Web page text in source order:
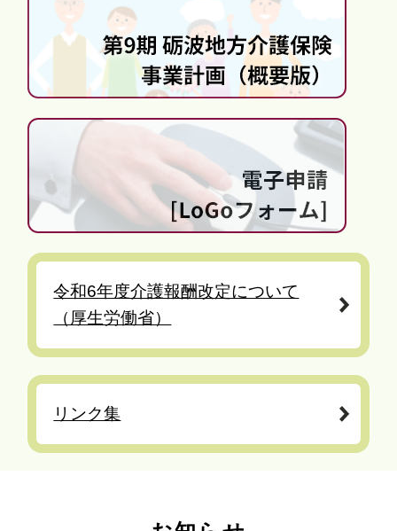
令和6年度介護報酬改定について
（厚生労働省）
リンク集